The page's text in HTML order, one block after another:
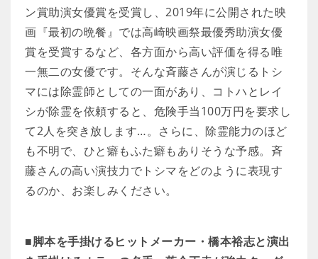
ン賞助演女優賞を受賞し、2019年に公開された映
画『最初の晩餐』では高崎映画祭最優秀助演女優
賞を受賞するなど、各方面から高い評価を得る唯
一無二の女優です。そんな斉藤さんが演じるトシ
マには除霊師としての一面があり、コトハとレイ
シが除霊を依頼すると、危険手当100万円を要求し
て2人を突き放します…。さらに、除霊能力のほど
も不明で、ひと癖もふた癖もありそうな予感。斉
藤さんの高い演技力でトシマをどのように表現す
るのか、お楽しみください。
■脚本を手掛けるヒットメーカー・橋本裕志と演出